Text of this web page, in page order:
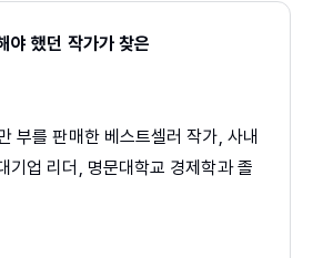
야 했던 작가가 찾은
부를 판매한 베스트셀러 작가, 사내
기업 리더, 명문대학교 경제학과 졸